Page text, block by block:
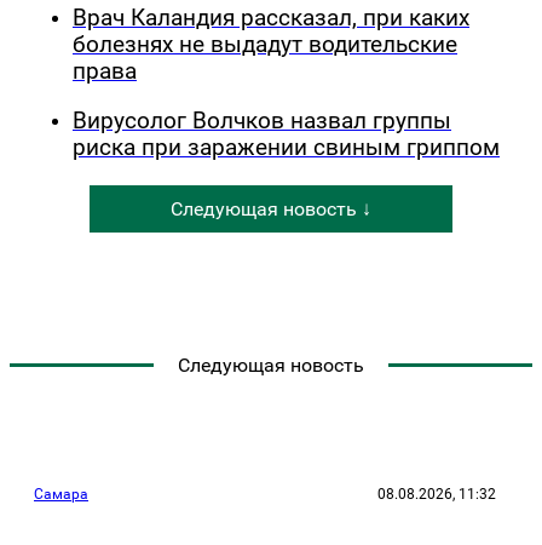
Врач Каландия рассказал, при каких
болезнях не выдадут водительские
права
Вирусолог Волчков назвал группы
риска при заражении свиным гриппом
Следующая новость ↓
Следующая новость
Самара 08.08.2026, 11:32